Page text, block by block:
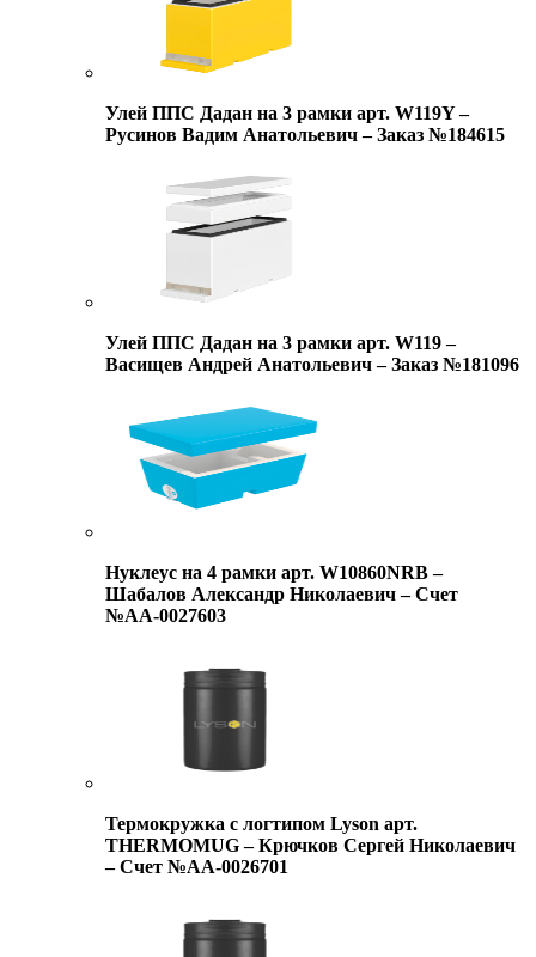
Улей ППС Дадан на 3 рамки арт. W119Y –
Русинов Вадим Анатольевич – Заказ №184615
Улей ППС Дадан на 3 рамки арт. W119 –
Васищев Андрей Анатольевич – Заказ №181096
Нуклеус на 4 рамки арт. W10860NRB –
Шабалов Александр Николаевич – Счет
№АА-0027603
Термокружка с логтипом Lyson арт.
THERMOMUG – Крючков Сергей Николаевич
– Счет №АА-0026701